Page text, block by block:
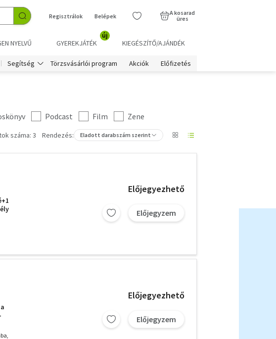
Regisztrálok Belépek
A kosarad
üres
NYELVŰ GYEREKJÁTÉK
új
KIEGÉSZÍTŐ/AJÁNDÉK
Segítség Törzsvásárlói program Akciók Előfizetés
Podcast Film
Zene
száma: 3 Rendezés: Eladott darabszám szerint
Előjegyezhető
Előjegyzem
Előjegyezhető
Előjegyzem